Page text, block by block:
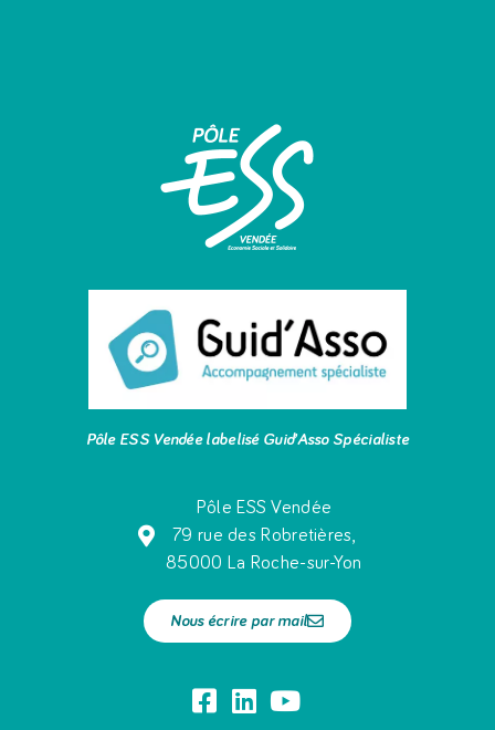
Pôle ESS Vendée labelisé Guid’Asso Spécialiste
Pôle ESS Vendée
79 rue des Robretières,
85000 La Roche-sur-Yon
Nous écrire par mail